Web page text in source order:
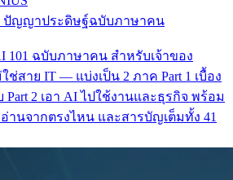
ปัญญาประดิษฐ์ฉบับภาษาคน
101 ฉบับภาษาคน สำหรับเจ้าของ
สาย IT — แบ่งเป็น 2 ภาค Part 1 เบื้อง
Part 2 เอา AI ไปใช้งานและธุรกิจ พร้อม
านจากตรงไหน และสารบัญเต็มทั้ง 41